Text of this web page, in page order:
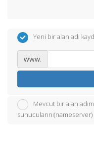
Yeni bir alan adı
www.
Mevcut bir alan